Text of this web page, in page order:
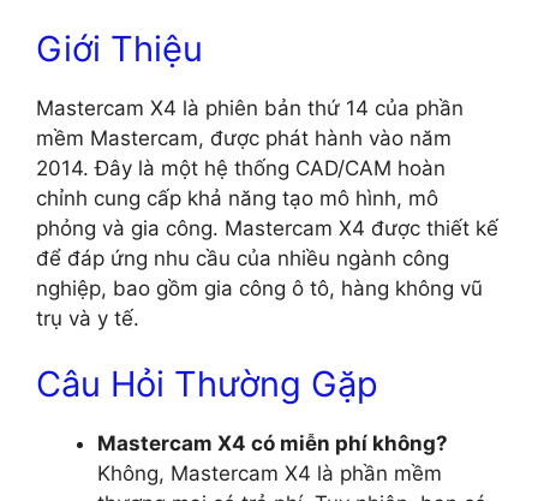
Giới Thiệu
Mastercam X4 là phiên bản thứ 14 của phần
mềm Mastercam, được phát hành vào năm
2014. Đây là một hệ thống CAD/CAM hoàn
chỉnh cung cấp khả năng tạo mô hình, mô
phỏng và gia công. Mastercam X4 được thiết kế
để đáp ứng nhu cầu của nhiều ngành công
nghiệp, bao gồm gia công ô tô, hàng không vũ
trụ và y tế.
Câu Hỏi Thường Gặp
Mastercam X4 có miễn phí không?
Không, Mastercam X4 là phần mềm